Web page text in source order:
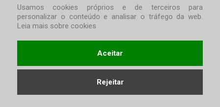
Usamos cookies próprios e de terceiros para
personalizar o conteúdo e analisar o tráfego da web.
Leia mais sobre cookies
Aceitar
Rejeitar